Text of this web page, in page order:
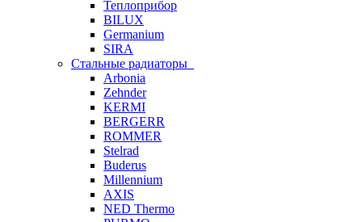
Теплоприбор
BILUX
Germanium
SIRA
Стальные радиаторы
Arbonia
Zehnder
KERMI
BERGERR
ROMMER
Stelrad
Buderus
Millennium
AXIS
NED Thermo